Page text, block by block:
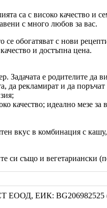
са с високо качество и
с много любов за вас.
се обогатяват с нови
и достъпна цена.
Задачата е родителите да
да рекламират и да
качество; идеално мезе за
вкус в комбинация с
си също и вегетариански
ЕООД, ЕИК: BG206982525